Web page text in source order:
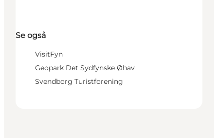
Se også
VisitFyn
Geopark Det Sydfynske Øhav
Svendborg Turistforening